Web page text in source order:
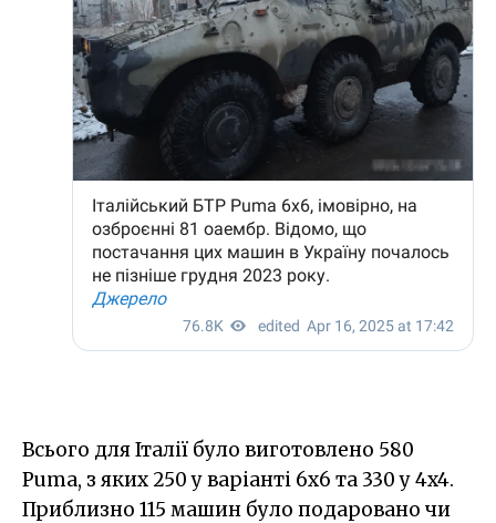
Всього для Італії було виготовлено 580
Puma, з яких 250 у варіанті 6x6 та 330 у 4x4.
Приблизно 115 машин було подаровано чи